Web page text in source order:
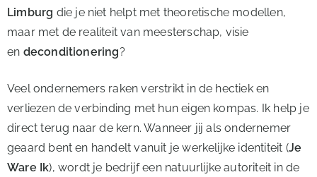
Limburg die je niet helpt met theoretische modellen,
maar met de realiteit van meesterschap, visie
en deconditionering?
Veel ondernemers raken verstrikt in de hectiek en
verliezen de verbinding met hun eigen kompas. Ik help je
direct terug naar de kern. Wanneer jij als ondernemer
geaard bent en handelt vanuit je werkelijke identiteit (Je
Ware Ik), wordt je bedrijf een natuurlijke autoriteit in de